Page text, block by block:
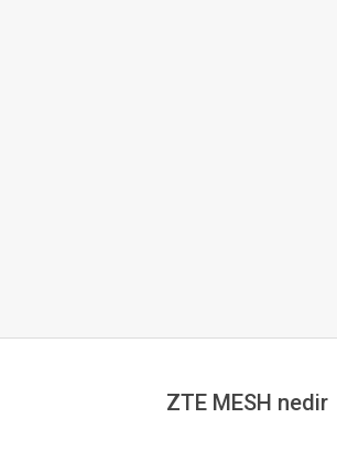
ZTE MESH nedir